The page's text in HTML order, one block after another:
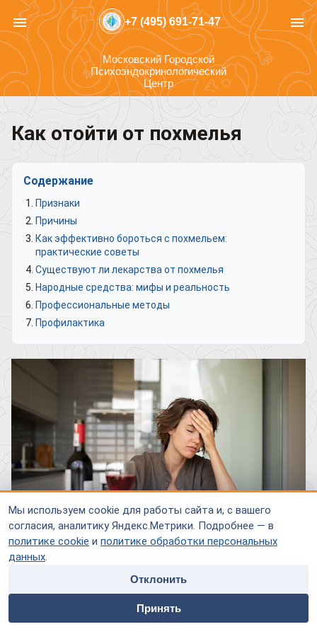
Мы используем cookie для работы сайта и, с вашего
согласия, аналитику Яндекс.Метрики. Подробнее — в
политике cookie и политике обработки персональных
данных.
Отклонить
Принять
home people
Специалисты
payment contacts
menu +7 (495) 691-71-47 menu
Московский Городской
Психоэндокринологический
Центр
Как отойти от похмелья
Содержание
Признаки
Причины
Как эффективно бороться с похмельем:
практические советы
Существуют ли лекарства от похмелья
Народные средства: мифы и реальность
Профессиональные методы
Профилактика
Похмелье – это комплекс неприятных физических и
психических симптомов, возникающих после избыточного
употребления алкоголя (этилового спирта, этанола). Оно
является следствием токсического воздействия продуктов